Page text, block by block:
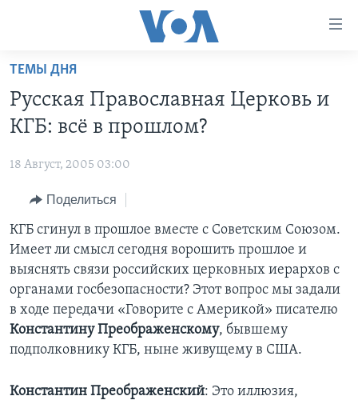
Перейти
основной
контент
навигации
Перейти
поиск
ПРОГРАММЫ
НОВОСТИ ЗА МИНУТУ
ИТОГИ
ПОЧЕМУ ЭТО ВАЖНО?
ДЕТАЛИ
НЬЮ-ЙОРК NEW YORK
АМЕРИКА. БОЛЬШОЕ ПУТЕШЕСТВИЕ
УЧИМ АНГЛИЙСКИЙ
НАША АМЕРИКАНСКАЯ ИСТОРИЯ
А КАК В АМЕРИКЕ?
АМЕРИКАНСКИЕ ГОРОДКИ
ТЕСТЫ
ЭКСПЕРТИЗА
ИНТЕРВЬЮ
ФАКТЫ ПРОТИВ ФЕЙКОВ
ЗА СВОБОДУ ПРЕССЫ
УЧИМ АНГЛИЙСКИЙ
ВИДЕО
ПОДПИСКА НА НОВОСТИ
Learning English
ТЕМЫ ДНЯ
Русская Православная Церковь и
КГБ: всё в прошлом?
18 Август, 2005 03:00
Поделиться
КГБ сгинул в прошлое вместе с Советским Союзом.
Имеет ли смысл сегодня ворошить прошлое и
выяснять связи российских церковных иерархов с
органами госбезопасности? Этот вопрос мы задали
в ходе передачи «Говорите с Америкой» писателю
Константину Преображенскому, бывшему
подполковнику КГБ, ныне живущему в США.
Константин Преображенский: Это иллюзия,